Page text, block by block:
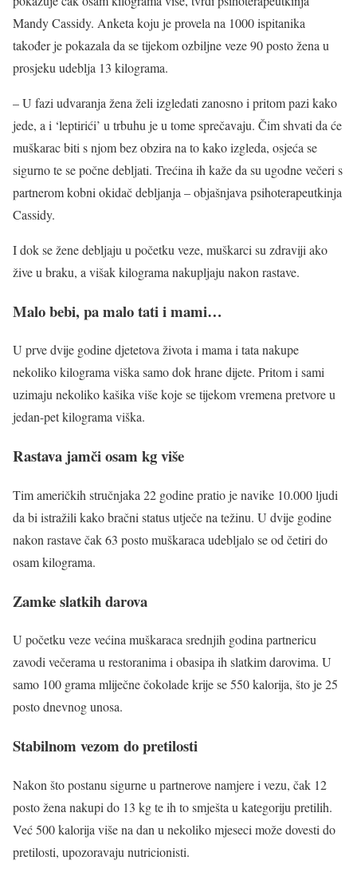
Mandy Cassidy. Anketa koju je provela na 1000 ispitanika
također je pokazala da se tijekom ozbiljne veze 90 posto žena u
prosjeku udeblja 13 kilograma.
– U fazi udvaranja žena želi izgledati zanosno i pritom pazi kako
jede, a i ‘leptirići’ u trbuhu je u tome sprečavaju. Čim shvati da će
muškarac biti s njom bez obzira na to kako izgleda, osjeća se
sigurno te se počne debljati. Trećina ih kaže da su ugodne večeri s
partnerom kobni okidač debljanja – objašnjava psihoterapeutkinja
Cassidy.
I dok se žene debljaju u početku veze, muškarci su zdraviji ako
žive u braku, a višak kilograma nakupljaju nakon rastave.
Malo bebi, pa malo tati i mami…
U prve dvije godine djetetova života i mama i tata nakupe
nekoliko kilograma viška samo dok hrane dijete. Pritom i sami
uzimaju nekoliko kašika više koje se tijekom vremena pretvore u
jedan-pet kilograma viška.
Rastava jamči osam kg više
Tim američkih stručnjaka 22 godine pratio je navike 10.000 ljudi
da bi istražili kako bračni status utječe na težinu. U dvije godine
nakon rastave čak 63 posto muškaraca udebljalo se od četiri do
osam kilograma.
Zamke slatkih darova
U početku veze većina muškaraca srednjih godina partnericu
zavodi večerama u restoranima i obasipa ih slatkim darovima. U
samo 100 grama mliječne čokolade krije se 550 kalorija, što je 25
posto dnevnog unosa.
Stabilnom vezom do pretilosti
Nakon što postanu sigurne u partnerove namjere i vezu, čak 12
posto žena nakupi do 13 kg te ih to smješta u kategoriju pretilih.
Već 500 kalorija više na dan u nekoliko mjeseci može dovesti do
pretilosti, upozoravaju nutricionisti.